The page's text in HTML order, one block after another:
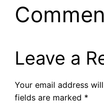
Leave a
Your email address
fields are marked *